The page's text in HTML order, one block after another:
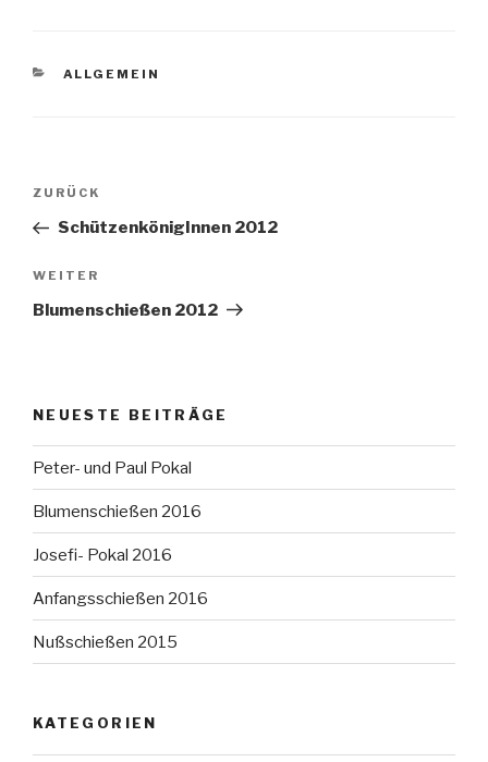
KATEGORIEN
ALLGEMEIN
Beitragsnavigation
Vorheriger
Beitrag
ZURÜCK
SchützenkönigInnen 2012
Nächster
Beitrag
WEITER
Blumenschießen 2012
NEUESTE BEITRÄGE
Peter- und Paul Pokal
Blumenschießen 2016
Josefi- Pokal 2016
Anfangsschießen 2016
Nußschießen 2015
KATEGORIEN